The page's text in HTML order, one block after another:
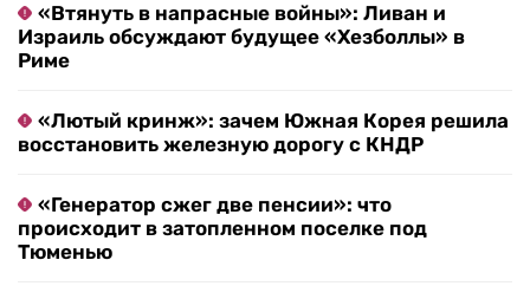
«Втянуть в напрасные войны»: Ливан и
Израиль обсуждают будущее «Хезболлы» в
Риме
«Лютый кринж»: зачем Южная Корея решила
восстановить железную дорогу с КНДР
«Генератор сжег две пенсии»: что
происходит в затопленном поселке под
Тюменью